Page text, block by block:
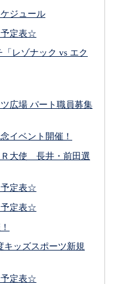
ジュール
定表☆
レゾナック vs エク
広場 パート職員募集
イベント開催！
Ｒ大使 長井・前田選
定表☆
定表☆
ッズスポーツ新規
定表☆